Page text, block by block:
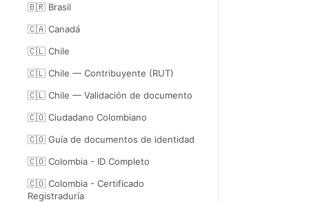
🇧🇷 Brasil
🇨🇦 Canadá
🇨🇱 Chile
🇨🇱 Chile — Contribuyente (RUT)
🇨🇱 Chile — Validación de documento
🇨🇴 Ciudadano Colombiano
🇨🇴 Guía de documentos de identidad
🇨🇴 Colombia - ID Completo
🇨🇴 Colombia - Certificado
Registraduría